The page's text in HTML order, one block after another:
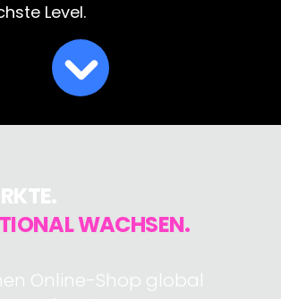
Level.
WACHSEN.
Online-Shop global